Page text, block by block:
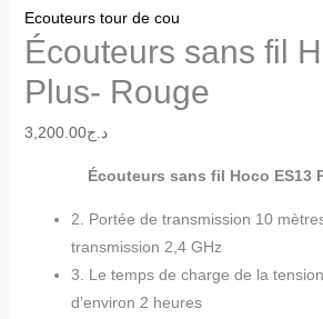
Ecouteurs tour de cou
Écouteurs sans fil
Plus- Rouge
د.ج3,200.00
Écouteurs sans fil Hoco ES13
2. Portée de transmission 10
transmission 2,4 GHz
3. Le temps de charge de la
d’environ 2 heures